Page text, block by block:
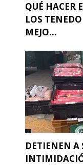
QUÉ HACER
LOS
MEJO...
DETIENEN A